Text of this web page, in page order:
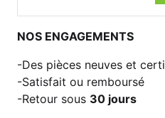
NOS ENGAGEMENTS
Des pièces neuves et
Satisfait ou remboursé
Retour sous 30 jours